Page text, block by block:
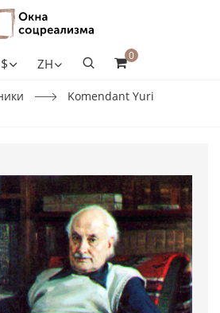
$ ZH
0
Komendant Yuri